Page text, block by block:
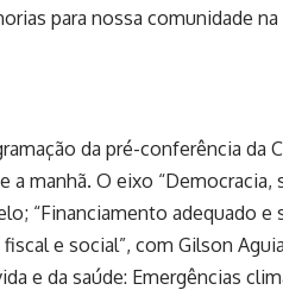
para nossa comunidade na
da pré-conferência da
manhã. O eixo
“Financiamento adequado e
e social”, com Gilson
e da saúde: Emergências